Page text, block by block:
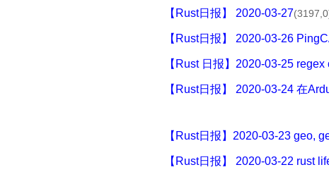
【Rust日报】 2020-03-27
【Rust日报】 2020-03-26
【Rust 日报】2020-03-25 regex
【Rust日报】 2020-03-24 在
【Rust日报】2020-03-23 geo,
【Rust日报】 2020-03-22 rust